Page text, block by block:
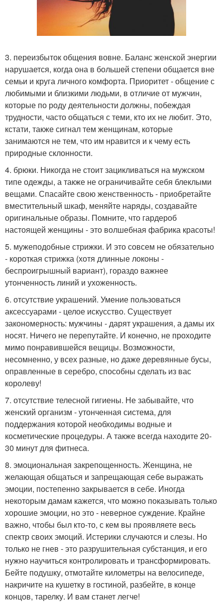
3. переизбыток общения вовне. Баланс женской энергии
нарушается, когда она в большей степени общается вне
семьи и круга личного комфорта. Приоритет - общение с
любимыми и близкими людьми, в отличие от мужчин,
которые по роду деятельности должны, побеждая
трудности, часто общаться с теми, кто их не любит. Это,
кстати, также сигнал тем женщинам, которые
занимаются не тем, что им нравится и к чему есть
природные склонности.
4. брюки. Никогда не стоит зацикливаться на мужском
типе одежды, а также не ограничивайте себя блеклыми
вещами. Спасайте свою женственность - приобретайте
вместительный шкаф, меняйте наряды, создавайте
оригинальные образы. Помните, что гардероб
настоящей женщины - это волшебная фабрика красоты!
5. мужеподобные стрижки. И это совсем не обязательно
- короткая стрижка (хотя длинные локоны -
беспроигрышный вариант), гораздо важнее
утонченность линий и ухоженность.
6. отсутствие украшений. Умение пользоваться
аксессуарами - целое искусство. Существует
закономерность: мужчины - дарят украшения, а дамы их
носят. Ничего не перепутайте. И конечно, не проходите
мимо понравившейся вещицы. Возможности,
несомненно, у всех разные, но даже деревянные бусы,
оправленные в серебро, способны сделать из вас
королеву!
7. отсутствие телесной гигиены. Не забывайте, что
женский организм - утонченная система, для
поддержания которой необходимы водные и
косметические процедуры. А также всегда находите 20-
30 минут для фитнеса.
8. эмоциональная закрепощенность. Женщина, не
желающая общаться и запрещающая себе выражать
эмоции, постепенно закрывается в себе. Иногда
некоторым дамам кажется, что можно показывать только
хорошие эмоции, но это - неверное суждение. Крайне
важно, чтобы был кто-то, с кем вы проявляете весь
спектр своих эмоций. Истерики случаются и слезы. Но
только не гнев - это разрушительная субстанция, и его
нужно научиться контролировать и трансформировать.
Бейте подушку, отмотайте километры на велосипеде,
накричите на кушетку в гостиной, разбейте, в конце
концов, тарелку. И вам станет легче!